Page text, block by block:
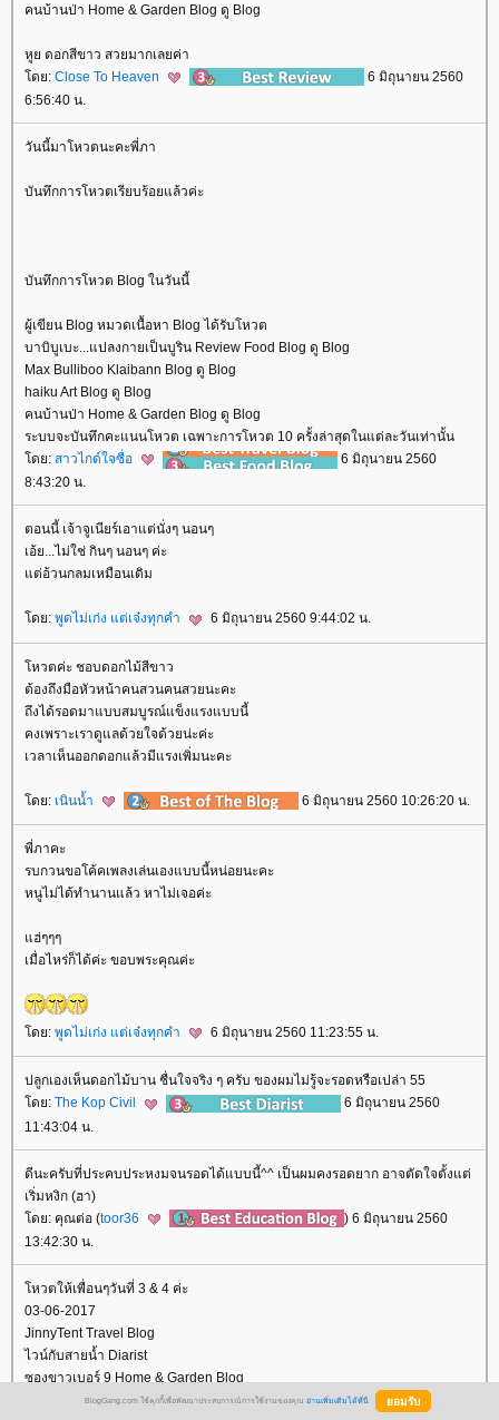
คนบ้านป่า Home & Garden Blog ดู Blog
หูย ดอกสีขาว สวยมากเลยค่า
ดย: Close To Heaven
6 มิถุนายน 2560
6:56:40 น.
วันนี้มาโหวตนะคะพี่ภา
บันทึกการโหวตเรียบร้อยแล้วค่ะ
บันทึกการโหวต Blog ในวันนี้
ผู้เขียน Blog หมวดเนื้อหา Blog ได้รับโหวต
บาบิบูเบะ...แปลงกายเป็นบูริน Review Food Blog ดู Blog
Max Bulliboo Klaibann Blog ดู Blog
haiku Art Blog ดู Blog
คนบ้านป่า Home & Garden Blog ดู Blog
ระบบจะบันทึกคะแนนโหวต เฉพาะการโหวต 10 ครั้งล่าสุดในแต่ละวันเท่านั้น
ดย: สาวไกด์ใจซื่อ
6 มิถุนายน 2560
8:43:20 น.
ตอนนี้ เจ้าจูเนียร์เอาแต่นั่งๆ นอนๆ
เอ้ย...ไม่ใช่ กินๆ นอนๆ ค่ะ
ต่อ้วนกลมเหมือนเดิม
ดย: พูดไม่เก่ง แต่เจ๋งทุกคำ 6 มิถุนายน 2560 9:44:02 น.
หวตค่ะ ชอบดอกไม้สีขาว
ต้องถึงมือหัวหน้าคนสวนคนสวยนะคะ
ถึงได้รอดมาแบบสมบูรณ์แข็งแรงแบบนี้
คงเพราะเราดูแลด้วยใจด้วยน่ะค่ะ
เวลาเห็นออกดอกแล้วมีแรงเพิ่มนะคะ
ดย: เนินน้ำ 6 มิถุนายน 2560 10:26:20 น.
พี่ภาคะ
รบกวนขอโค้คเพลงเล่นเองแบบนี้หน่อยนะคะ
หนูไม่ได้ทำนานแล้ว หาไม่เจอค่ะ
ฮ่ๆๆๆ
เมื่อไหร่ก็ได้ค่ะ ขอบพระคุณค่ะ
ดย: พูดไม่เก่ง แต่เจ๋งทุกคำ 6 มิถุนายน 2560 11:23:55 น.
ปลูกเองเห็นดอกไม้บาน ชื่นใจจริง ๆ ครับ ของผมไม่รู้จะรอดหรือเปล่า 55
ดย: The Kop Civil
6 มิถุนายน 2560
11:43:04 น.
ดีนะครับที่ประคบประหงมจนรอดได้แบบนี้^^ เป็นผมคงรอดยาก อาจตัดใจตั้งแต่
เริ่มหงิก (ฮา)
ดย: คุณต่อ (toor36
) 6 มิถุนายน 2560
13:42:30 น.
หวตให้เพื่อนๆวันที่ 3 & 4 ค่ะ
03-06-2017
JinnyTent Travel Blog
ไวน์กับสายน้ำ Diarist
ซองขาวเบอร์ 9 Home & Garden Blog
บาบิบูเบะ...แปลงกายเป็นบูริน Review Food Blog
BlogGang.com ใช้คุกกี้เพื่อพัฒนาประสบการณ์การใช้งานของคุณ อ่านเพิ่มเติมได้ที่นี่